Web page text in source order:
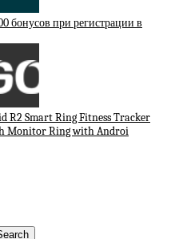
бонусов при регистрации в
R2 Smart Ring Fitness Tracker
Monitor Ring with Androi